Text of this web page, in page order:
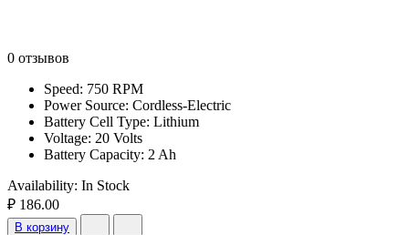
0 отзывов
Speed: 750 RPM
Power Source: Cordless-Electric
Battery Cell Type: Lithium
Voltage: 20 Volts
Battery Capacity: 2 Ah
Availability: In Stock
₽ 186.00
В корзину